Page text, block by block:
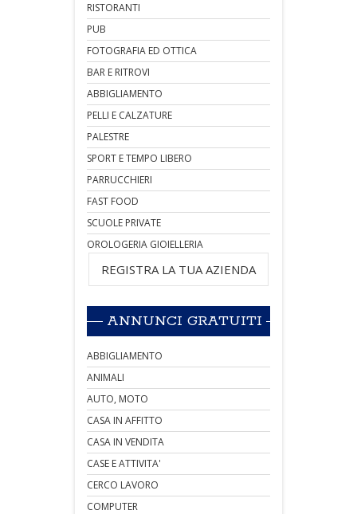
RISTORANTI
PUB
FOTOGRAFIA ED OTTICA
BAR E RITROVI
ABBIGLIAMENTO
PELLI E CALZATURE
PALESTRE
SPORT E TEMPO LIBERO
PARRUCCHIERI
FAST FOOD
SCUOLE PRIVATE
OROLOGERIA GIOIELLERIA
REGISTRA LA TUA AZIENDA
ANNUNCI GRATUITI
ABBIGLIAMENTO
ANIMALI
AUTO, MOTO
CASA IN AFFITTO
CASA IN VENDITA
CASE E ATTIVITA'
CERCO LAVORO
COMPUTER